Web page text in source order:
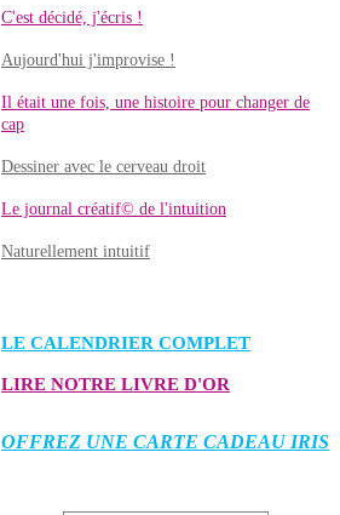
C'est décidé, j'écris !
Aujourd'hui j'improvise !
Il était une fois, une histoire pour changer de
cap
Dessiner avec le cerveau droit
Le journal créatif© de l'intuition
Naturellement intuitif
LE CALENDRIER COMPLET
LIRE NOTRE LIVRE D'OR
OFFREZ UNE CARTE CADEAU IRIS